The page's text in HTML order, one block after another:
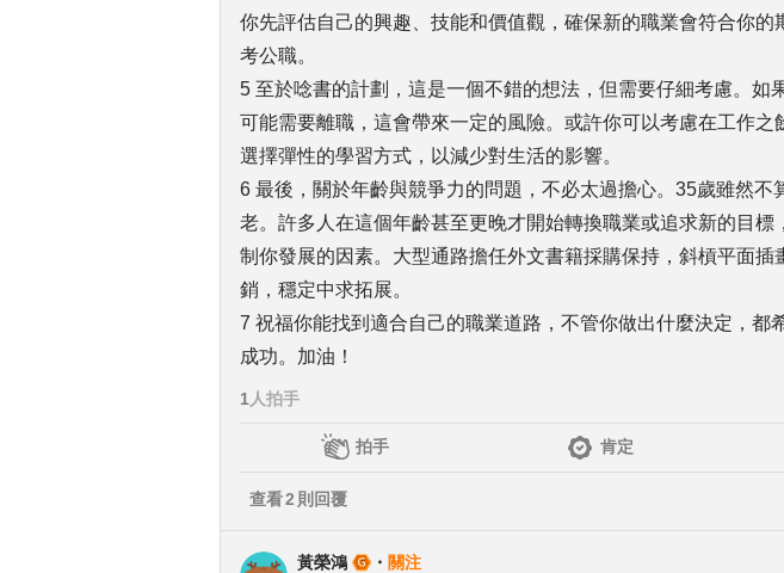
你先評估自己的興趣、技能和價值觀，確保新的職業會符合你的
考公職。
5 至於唸書的計劃，這是一個不錯的想法，但需要仔細考慮。如
可能需要離職，這會帶來一定的風險。或許你可以考慮在工作之
選擇彈性的學習方式，以減少對生活的影響。
6 最後，關於年齡與競爭力的問題，不必太過擔心。35歲雖然不
老。許多人在這個年齡甚至更晚才開始轉換職業或追求新的目標
制你發展的因素。大型通路擔任外文書籍採購保持，斜槓平面插
銷，穩定中求拓展。
7 祝福你能找到適合自己的職業道路，不管你做出什麼決定，都
成功。加油！
1 人拍手
拍手 肯定
查看2 則回覆
黃榮鴻 ・ 關注